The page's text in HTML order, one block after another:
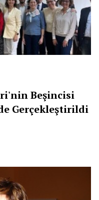
Beşincisi
Gerçekleştirildi